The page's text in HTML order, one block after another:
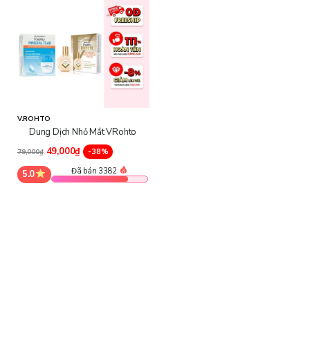
- Dung Dịch Nhỏ Mắt V.Rohto Dryeye 13m
bổ sung nước mắt nhân tạo để tạo độ ẩm cho mắt khô, mắt mỏi;
giúp làm dịu tình trạng khô mắt, mỏi mắt, giảm cảm giác khó chịu,
cộm mắt khi tiếp xúc với nắng gió và các thiết bị điện tử trong thời
gian dài; giúp tạo lớp màng bảo vệ bề mặt giác mạc, giúp duy trì
độ ẩm cho mắt và ngăn ngừa các thành phần trong nước mắt bốc
hơi để giảm khô mắt một cách hiệu quả. Sản phẩm phù hợp cho
V.ROHTO
Dung Dịch Nhỏ Mắt VRohto
79,000₫ 49,000₫ -38%
5.0 Đã bán 3382